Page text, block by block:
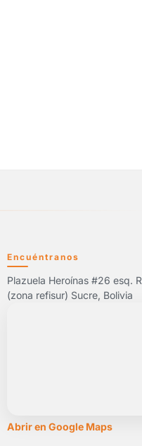
Encuéntranos
Plazuela Heroínas #26 esq.
(zona refisur) Sucre, Bolivia
Abrir en Google Maps